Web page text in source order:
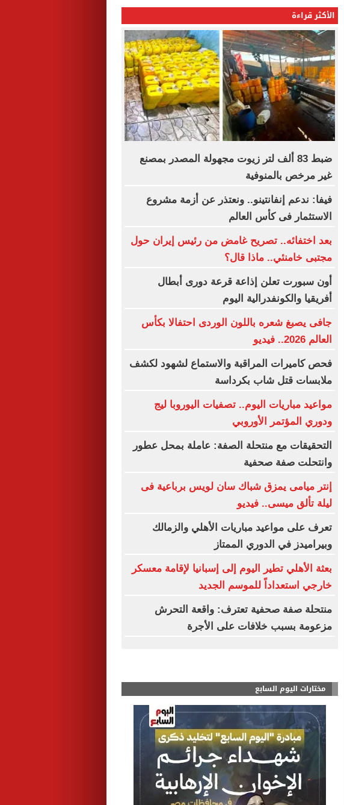
الأكثر قراءة
ضبط 83 ألف لتر زيوت مجهولة المصدر بمصنع
غير مرخص بالمنوفية
فيفا: ندعم إنفانتينو.. ونعتذر عن أزمة مشروع
الاستثمار فى كأس العالم
بعد اختفائه.. تصريح غامض من رئيس إيران حول
مجتبى خامنئي.. ماذا قال؟
أون سبورت تعلن إذاعة قرعة دورى أبطال
أفريقيا والكونفدرالية اليوم
جافى يصبغ شعره باللون الوردى احتفالا بكأس
العالم 2026.. فيديو
فحص كاميرات المراقبة والاستماع لشهود لكشف
ملابسات قتل شاب بكرداسة
مواعيد مباريات اليوم.. تصفيات اليوروبا ليج
ودوري المؤتمر الأوروبي
التحقيقات مع منتحلة الصفة: عاملة بمحل عطور
وانتحلت صفة صحفية
إنتر ميامى يمزق شباك سان لويس برباعية فى
ليلة تألق ميسى.. فيديو
تعرف على مواعيد مباريات الأهلي والزمالك
وبيراميدز في الدوري الممتاز
بعثة الأهلي تطير اليوم إلى إسبانيا لإقامة معسكر
خارجي استعداداً للموسم الجديد
منتحلة صفة صحفية تعترف: واقعة التحرش
مزعومة بسبب خلافات على الأجرة
مختارات اليوم السابع